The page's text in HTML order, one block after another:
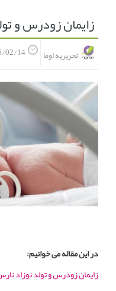
انجمن متخصصین زنان و
فهرست مواد غذایی
تماس با ما
زایمان زودرس و
02/14 تحریریه اوما
در این مقاله می خوانیم:
زایمان زودرس و تولد نوزاد